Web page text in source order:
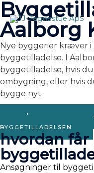
Gå
til
indholdet
Aalborg
Nye byggerier kræver
byggetilladelse. I
byggetilladelse, hvis
ombygning, eller hvis
bygge nyt.
FÅ PROFESSIONEL
BYGGETILLADELSEN
hvordan får
Ansøgninger til